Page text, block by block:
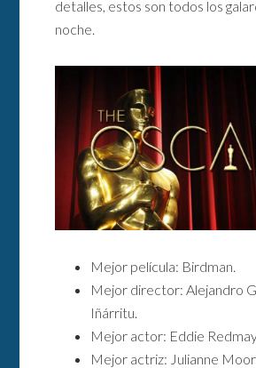
detalles, estos son todos los
noche.
Mejor película: Birdman.
Mejor director: Alejandro
Iñárritu.
Mejor actor: Eddie
Mejor actriz: Julianne